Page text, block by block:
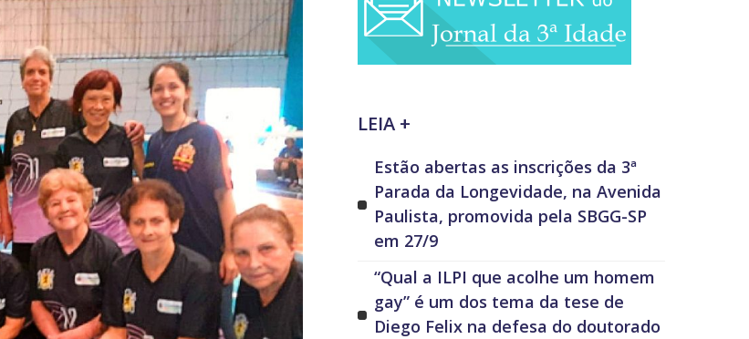
LEIA +
Estão abertas as inscrições da 3ª
Parada da Longevidade, na Avenida
Paulista, promovida pela SBGG-SP
em 27/9
“Qual a ILPI que acolhe um homem
gay” é um dos tema da tese de
Diego Felix na defesa do doutorado